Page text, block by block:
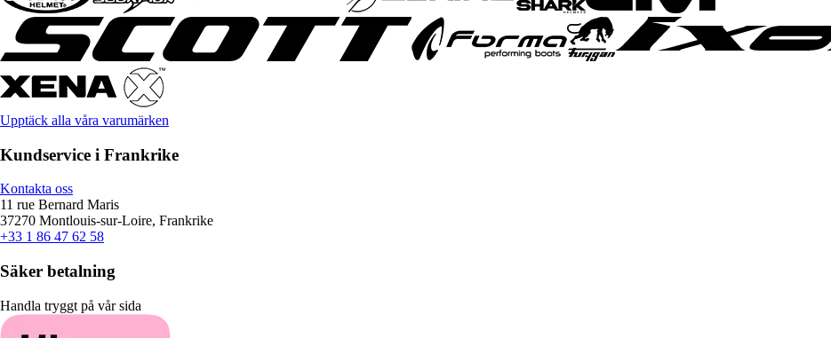
Upptäck alla våra varumärken
Kundservice i Frankrike
Kontakta oss
11 rue Bernard Maris
37270 Montlouis-sur-Loire, Frankrike
+33 1 86 47 62 58
Säker betalning
Handla tryggt på vår sida